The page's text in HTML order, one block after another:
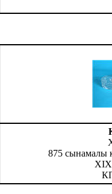
875 сынамалы